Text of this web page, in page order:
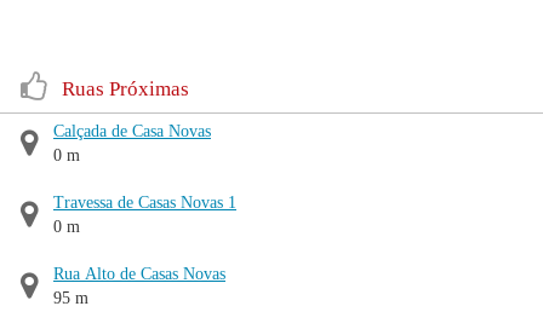
Ruas Próximas
Calçada de Casa Novas
0 m
Travessa de Casas Novas 1
0 m
Rua Alto de Casas Novas
95 m